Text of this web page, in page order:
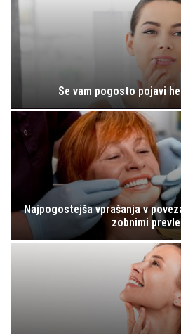
Se vam pogosto pojavi
Najpogostejša vprašanja v
zobnimi